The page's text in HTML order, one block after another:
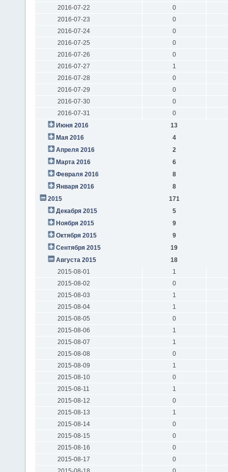
2016-07-22
0
2016-07-23
0
2016-07-24
0
2016-07-25
0
2016-07-26
0
2016-07-27
1
2016-07-28
0
2016-07-29
0
2016-07-30
0
2016-07-31
0
Июня 2016
13
Мая 2016
4
Апреля 2016
2
Марта 2016
6
Февраля 2016
8
Января 2016
8
2015
171
Декабря 2015
5
Ноября 2015
9
Октября 2015
9
Сентября 2015
19
Августа 2015
18
2015-08-01
1
2015-08-02
0
2015-08-03
1
2015-08-04
1
2015-08-05
0
2015-08-06
1
2015-08-07
1
2015-08-08
0
2015-08-09
1
2015-08-10
0
2015-08-11
1
2015-08-12
0
2015-08-13
1
2015-08-14
0
2015-08-15
0
2015-08-16
0
2015-08-17
0